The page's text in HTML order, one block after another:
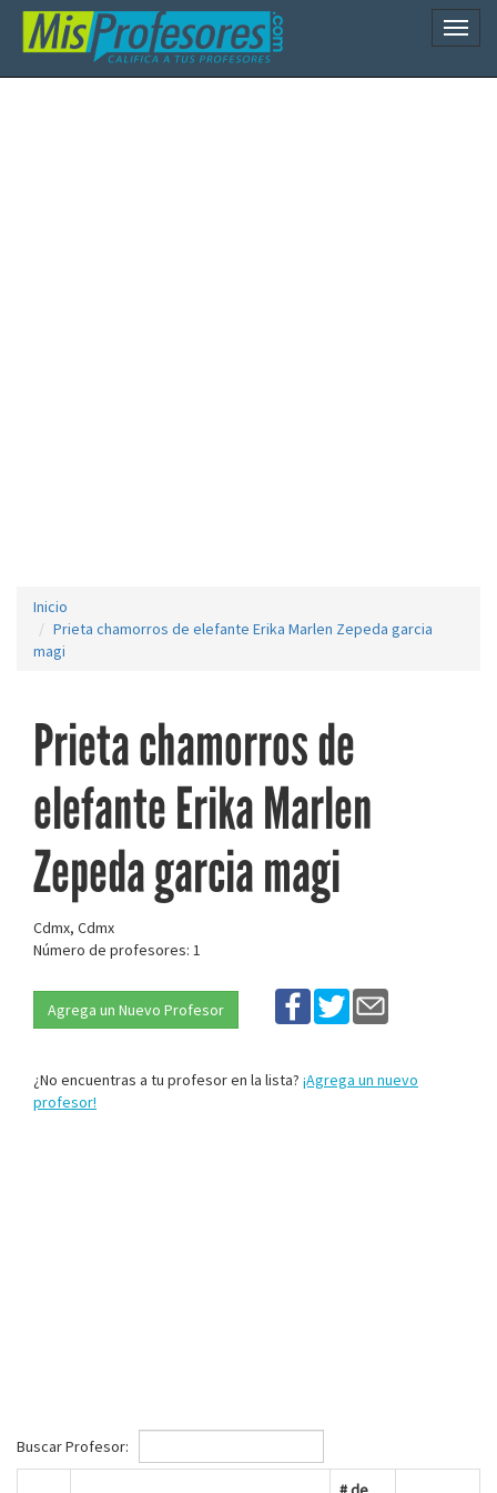
Inicio
Prieta chamorros de elefante Erika Marlen Zepeda garcia
magi
Prieta chamorros de
elefante Erika Marlen
Zepeda garcia magi
Cdmx, Cdmx
Número de profesores: 1
Agrega un Nuevo Profesor
¿No encuentras a tu profesor en la lista? ¡Agrega un nuevo
profesor!
Buscar Profesor: